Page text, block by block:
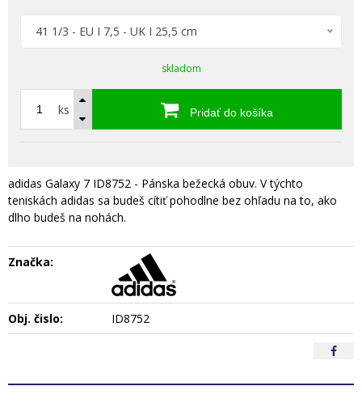
41 1/3 - EU I 7,5 - UK I 25,5 cm
skladom
ks Pridať do košíka
adidas Galaxy 7 ID8752 - Pánska bežecká obuv. V týchto
teniskách adidas sa budeš cítiť pohodlne bez ohľadu na to, ako
dlho budeš na nohách.
Značka:
Obj. čislo: ID8752